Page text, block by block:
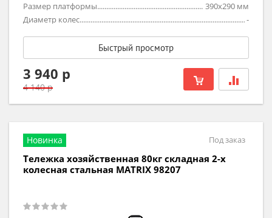
Размер платформы
390х290 мм
Диаметр колес
-
Быстрый просмотр
3 940 р
4 140 р
Новинка Под заказ
Тележка хозяйственная 80кг складная 2-х
колесная стальная MATRIX 98207